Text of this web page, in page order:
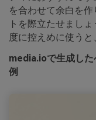
を合わせて余白を
トを際立たせまし
度に控えめに使うと
media.ioで生成し
例